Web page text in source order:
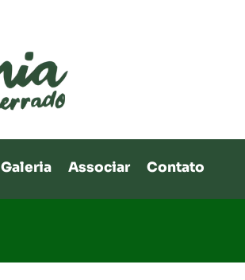
Galeria Associar Contato